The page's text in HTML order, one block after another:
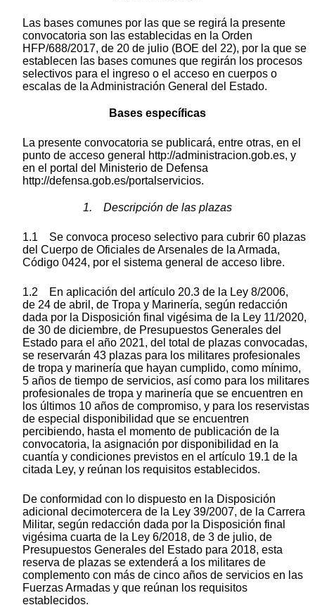
Las bases comunes por las que se regirá la presente
convocatoria son las establecidas en la Orden
HFP/688/2017, de 20 de julio (BOE del 22), por la que se
establecen las bases comunes que regirán los procesos
selectivos para el ingreso o el acceso en cuerpos o
escalas de la Administración General del Estado.
Bases específicas
La presente convocatoria se publicará, entre otras, en el
punto de acceso general http://administracion.gob.es, y
en el portal del Ministerio de Defensa
http://defensa.gob.es/portalservicios.
1. Descripción de las plazas
1.1 Se convoca proceso selectivo para cubrir 60 plazas
del Cuerpo de Oficiales de Arsenales de la Armada,
Código 0424, por el sistema general de acceso libre.
1.2 En aplicación del artículo 20.3 de la Ley 8/2006,
de 24 de abril, de Tropa y Marinería, según redacción
dada por la Disposición final vigésima de la Ley 11/2020,
de 30 de diciembre, de Presupuestos Generales del
Estado para el año 2021, del total de plazas convocadas,
se reservarán 43 plazas para los militares profesionales
de tropa y marinería que hayan cumplido, como mínimo,
5 años de tiempo de servicios, así como para los militares
profesionales de tropa y marinería que se encuentren en
los últimos 10 años de compromiso, y para los reservistas
de especial disponibilidad que se encuentren
percibiendo, hasta el momento de publicación de la
convocatoria, la asignación por disponibilidad en la
cuantía y condiciones previstos en el artículo 19.1 de la
citada Ley, y reúnan los requisitos establecidos.
De conformidad con lo dispuesto en la Disposición
adicional decimotercera de la Ley 39/2007, de la Carrera
Militar, según redacción dada por la Disposición final
vigésima cuarta de la Ley 6/2018, de 3 de julio, de
Presupuestos Generales del Estado para 2018, esta
reserva de plazas se extenderá a los militares de
complemento con más de cinco años de servicios en las
Fuerzas Armadas y que reúnan los requisitos
establecidos.